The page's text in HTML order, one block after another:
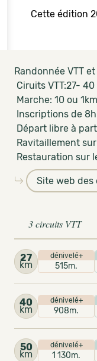
Cette édition
Randonnée VTT
Ciruits VTT:27-
Marche: 10 ou 1km
Inscriptions de
Départ libre à
Ravitaillement
Restauration sur
Site web
3 circuits VTT
27
km
dénivelé+
515m.
40
km
dénivelé+
908m.
50
km
dénivelé+
1 130m.